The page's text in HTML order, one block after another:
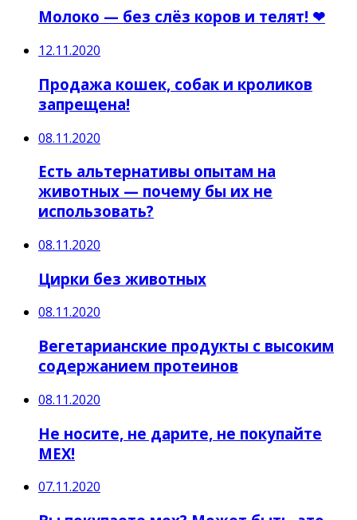
Молоко — без слёз коров и телят! ❤
12.11.2020
Продажа кошек, собак и кроликов
запрещена!
08.11.2020
Есть альтернативы опытам на
животных — почему бы их не
использовать?
08.11.2020
Цирки без животных
08.11.2020
Вегетарианские продукты с высоким
содержанием протеинов
08.11.2020
Не носите, не дарите, не покупайте
МЕХ!
07.11.2020